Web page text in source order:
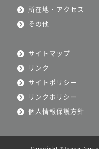
所在地・アクセス
その他
サイトマップ
リンク
サイトポリシー
リンクポリシー
個人情報保護方針